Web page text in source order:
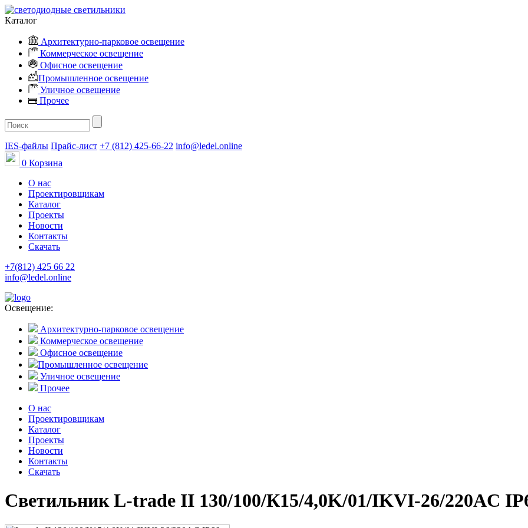
Каталог
Архитектурно-парковое освещение
Коммерческое освещение
Офисное освещение
Промышленное освещение
Уличное освещение
Прочее
IES-файлы Прайс-лист +7 (812) 425-66-22 info@ledel.online
0 Корзина
О нас
Проектировщикам
Каталог
Проекты
Новости
Контакты
Скачать
+7(812) 425 66 22
info@ledel.online
Освещение:
Архитектурно-парковое освещение
Коммерческое освещение
Офисное освещение
Промышленное освещение
Уличное освещение
Прочее
О нас
Проектировщикам
Каталог
Проекты
Новости
Контакты
Скачать
Светильник L-trade II 130/100/К15/4,0K/01/IKVI-26/220AC